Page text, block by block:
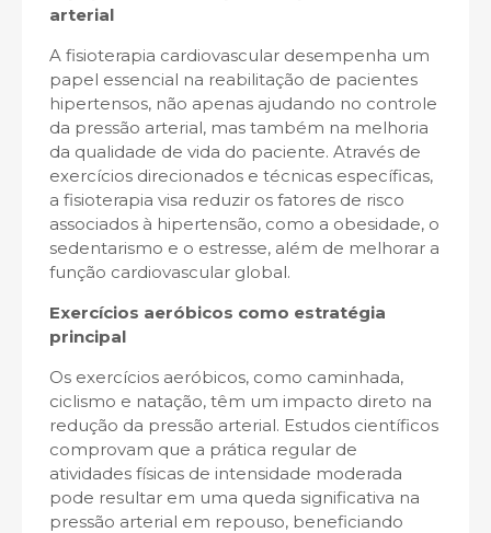
arterial
A fisioterapia cardiovascular desempenha um
papel essencial na reabilitação de pacientes
hipertensos, não apenas ajudando no controle
da pressão arterial, mas também na melhoria
da qualidade de vida do paciente. Através de
exercícios direcionados e técnicas específicas,
a fisioterapia visa reduzir os fatores de risco
associados à hipertensão, como a obesidade, o
sedentarismo e o estresse, além de melhorar a
função cardiovascular global.
Exercícios aeróbicos como estratégia
principal
Os exercícios aeróbicos, como caminhada,
ciclismo e natação, têm um impacto direto na
redução da pressão arterial. Estudos científicos
comprovam que a prática regular de
atividades físicas de intensidade moderada
pode resultar em uma queda significativa na
pressão arterial em repouso, beneficiando